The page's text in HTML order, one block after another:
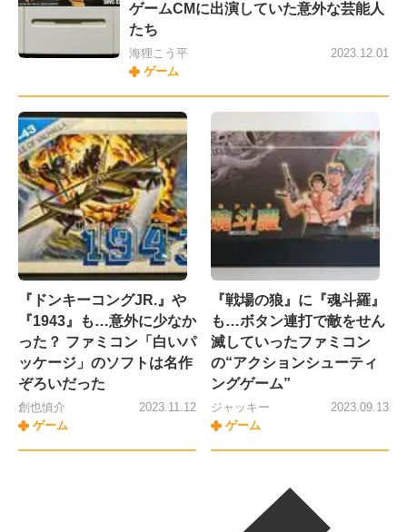
ゲームCMに出演していた意外な芸能人
たち
海狸こう平
ゲーム
2023.12.01
『ドンキーコングJR.』や
『1943』も…意外に少なか
った？ ファミコン「白いパ
ッケージ」のソフトは名作
ぞろいだった
創也慎介
ゲーム
2023.11.12
『戦場の狼』に『魂斗羅』
も…ボタン連打で敵をせん
滅していったファミコン
の“アクションシューティ
ングゲーム”
ジャッキー
ゲーム
2023.09.13